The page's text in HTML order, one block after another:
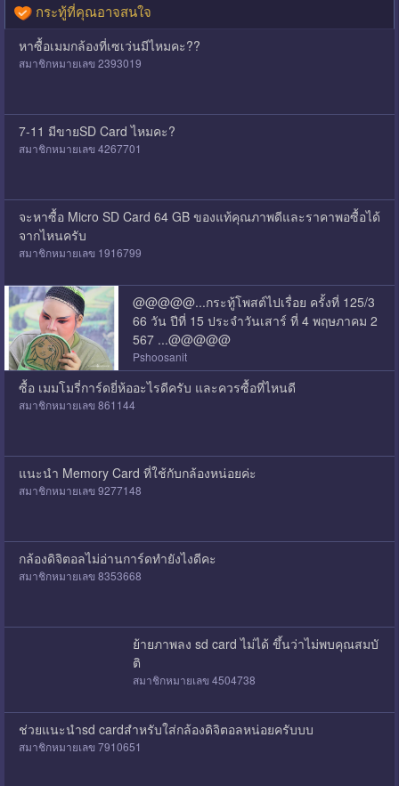
กระทู้ที่คุณอาจสนใจ
หาซื้อเมมกล้องที่เซเว่นมีไหมคะ??
สมาชิกหมายเลข 2393019
7-11 มีขายSD Card ไหมคะ?
สมาชิกหมายเลข 4267701
จะหาซื้อ Micro SD Card 64 GB ของแท้คุณภาพดีและราคาพอซื้อได้
จากไหนครับ
สมาชิกหมายเลข 1916799
@@@@@...กระทู้โพสต์ไปเรื่อย ครั้งที่ 125/3
66 วัน ปีที่ 15 ประจำวันเสาร์ ที่ 4 พฤษภาคม 2
567 ...@@@@@
Pshoosanit
ซื้อ เมมโมรี่การ์ดยี่ห้ออะไรดีครับ และควรซื้อที่ไหนดี
สมาชิกหมายเลข 861144
แนะนำ Memory Card ที่ใช้กับกล้องหน่อยค่ะ
สมาชิกหมายเลข 9277148
กล้องดิจิตอลไม่อ่านการ์ดทำยังไงดีคะ
สมาชิกหมายเลข 8353668
ย้ายภาพลง sd card ไม่ได้ ขึ้นว่าไม่พบคุณสมบั
ติ
สมาชิกหมายเลข 4504738
ช่วยแนะนำsd cardสำหรับใส่กล้องดิจิตอลหน่อยครับบบ
สมาชิกหมายเลข 7910651